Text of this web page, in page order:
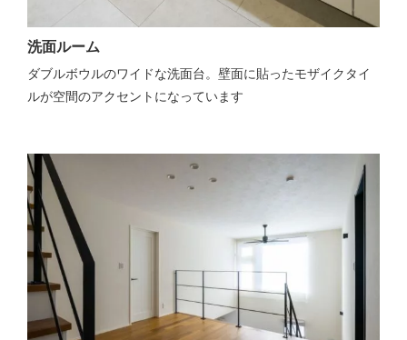
洗面ルーム
ダブルボウルのワイドな洗面台。壁面に貼ったモザイクタイ
ルが空間のアクセントになっています